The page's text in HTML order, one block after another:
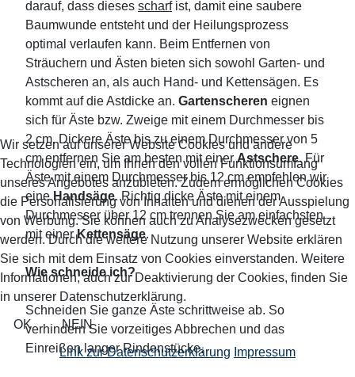
darauf, dass dieses scharfist, damit eine saubere
Baumwunde entsteht und der Heilungsprozess
optimal verlaufen kann. Beim Entfernen von
Sträuchern und Ästen bieten sich sowohl Garten- und
Astscheren an, als auch Hand- und Kettensägen. Es
kommt auf die Astdicke an. Gartenscheren eignen
sich für Äste bzw. Zweige mit einem Durchmesser bis
2 cm. Dickere Äste bis zu einem Durchmesser von 5
cm entfernen Sie am besten mit einerAstschere. Für
Äste mit einem Durchmesser bis 12 cm empfehlen wir
eine Handsäge. Richtig dicke Äste mit einem
Durchmesser über 12 cm trennen Sie am einfachsten
mit einerKettensäge.
Wie schneide ich?
Schneiden Sie ganze Äste schrittweise ab. So
verhindern Sie vorzeitiges Abbrechen und das
Einreißen langer Rindenstücke.
Wir setzen auf unserer Website Cookies und andere
Technologien ein, um Ihnen den vollen Funktionsumfang
unseres Angebotes anzubieten. Zudem ermöglichen Cookies
die Personalisierung von Inhalten und dienen der Ausspielung
von Werbung. Sie können auch zu Analysezwecken gesetzt
werden. Durch die weitere Nutzung unserer Website erklären
Sie sich mit dem Einsatz von Cookies einverstanden. Weitere
Informationen, auch zur Deaktivierung der Cookies, finden Sie
in unserer Datenschutzerklärung.
OK NEIN
Link zur Datenschutzerklärung Impressum